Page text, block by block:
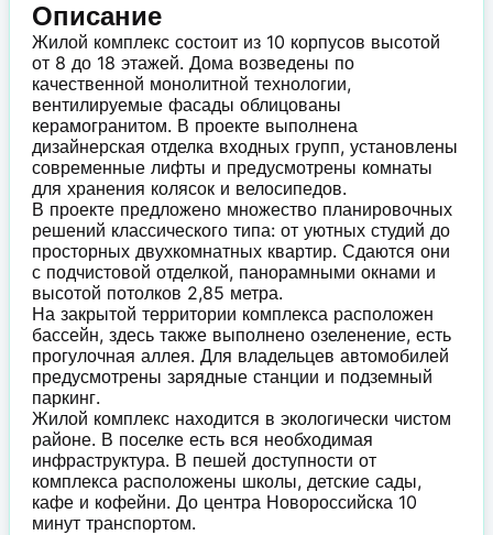
Описание
Жилой комплекс состоит из 10 корпусов высотой
от 8 до 18 этажей. Дома возведены по
качественной монолитной технологии,
вентилируемые фасады облицованы
керамогранитом. В проекте выполнена
дизайнерская отделка входных групп, установлены
современные лифты и предусмотрены комнаты
для хранения колясок и велосипедов.
В проекте предложено множество планировочных
решений классического типа: от уютных студий до
просторных двухкомнатных квартир. Сдаются они
с подчистовой отделкой, панорамными окнами и
высотой потолков 2,85 метра.
На закрытой территории комплекса расположен
бассейн, здесь также выполнено озеленение, есть
прогулочная аллея. Для владельцев автомобилей
предусмотрены зарядные станции и подземный
паркинг.
Жилой комплекс находится в экологически чистом
районе. В поселке есть вся необходимая
инфраструктура. В пешей доступности от
комплекса расположены школы, детские сады,
кафе и кофейни. До центра Новороссийска 10
минут транспортом.